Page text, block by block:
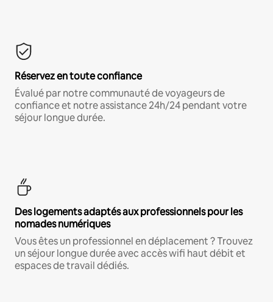
Réservez en toute confiance
Évalué par notre communauté de voyageurs de
confiance et notre assistance 24h/24 pendant votre
séjour longue durée.
Des logements adaptés aux professionnels pour les
nomades numériques
Vous êtes un professionnel en déplacement ? Trouvez
un séjour longue durée avec accès wifi haut débit et
espaces de travail dédiés.